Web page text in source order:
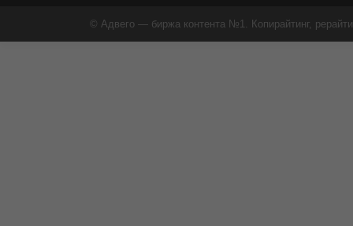
© Адвего — биржа контента №1. Копирайтинг,